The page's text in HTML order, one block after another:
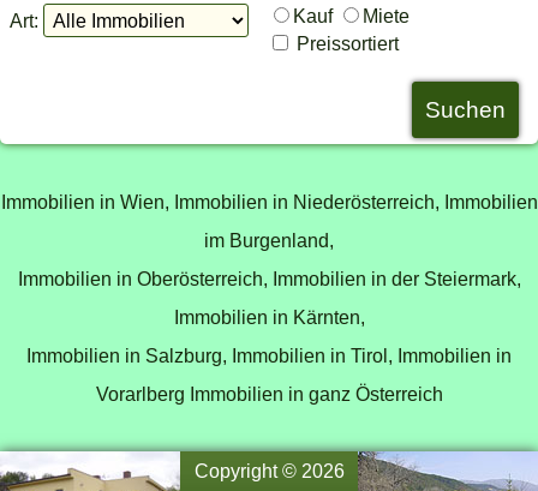
Art: Kauf
Miete
Preissortiert
Immobilien in Wien, Immobilien in Niederösterreich, Immobilien
im Burgenland,
Immobilien in Oberösterreich, Immobilien in der Steiermark,
Immobilien in Kärnten,
Immobilien in Salzburg, Immobilien in Tirol, Immobilien in
Vorarlberg Immobilien in ganz Österreich
Copyright © 2026